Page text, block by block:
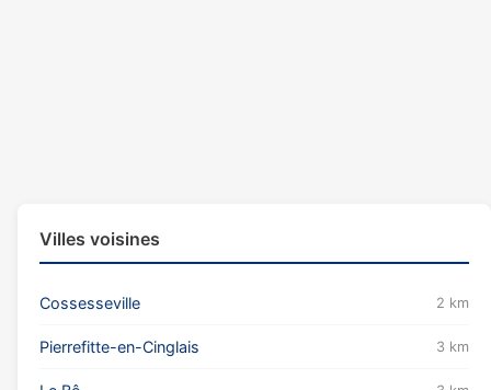
Villes voisines
Cossesseville 2 km
Pierrefitte-en-Cinglais 3 km